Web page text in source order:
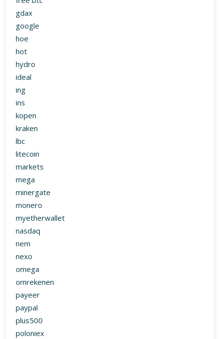
gdax
google
hoe
hot
hydro
ideal
ing
ins
kopen
kraken
lbc
litecoin
markets
mega
minergate
monero
myetherwallet
nasdaq
nem
nexo
omega
omrekenen
payeer
paypal
plus500
poloniex